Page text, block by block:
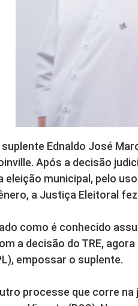
suplente Ednaldo José
Após a decisão
eleição municipal, pelo
a Justiça Eleitoral
como é conhecido
a decisão do TRE,
empossar o suplente.
processe que corre